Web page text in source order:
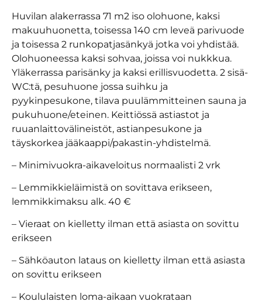
Huvilan alakerrassa 71 m2 iso olohuone, kaksi
makuuhuonetta, toisessa 140 cm leveä parivuode
ja toisessa 2 runkopatjasänkyä jotka voi yhdistää.
Olohuoneessa kaksi sohvaa, joissa voi nukkkua.
Yläkerrassa parisänky ja kaksi erillisvuodetta. 2 sisä-
WC:tä, pesuhuone jossa suihku ja
pyykinpesukone, tilava puulämmitteinen sauna ja
pukuhuone/eteinen. Keittiössä astiastot ja
ruuanlaittovälineistöt, astianpesukone ja
täyskorkea jääkaappi/pakastin-yhdistelmä.
– Minimivuokra-aikaveloitus normaalisti 2 vrk
– Lemmikkieläimistä on sovittava erikseen,
lemmikkimaksu alk. 40 €
– Vieraat on kielletty ilman että asiasta on sovittu
erikseen
– Sähköauton lataus on kielletty ilman että asiasta
on sovittu erikseen
– Koululaisten loma-aikaan vuokrataan